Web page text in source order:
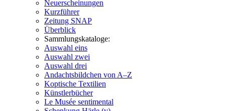
Neuerscheinungen
Kurzführer
Zeitung SNAP
Überblick
Sammlungskataloge:
Auswahl eins
Auswahl zwei
Auswahl drei
Andachtsbildchen von A–Z
Koptische Textilien
Künstlerbücher
Le Musée sentimental